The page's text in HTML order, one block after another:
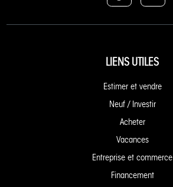
LIENS UTILES
Estimer et vendre
Neuf / Investir
Acheter
Vacances
Entreprise et commerce
Financement